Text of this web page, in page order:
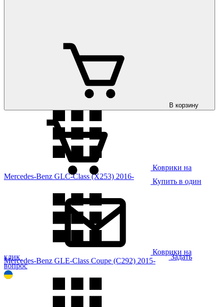
Mercedes-Benz GLB (X247) 2020-
Коврики на
Mercedes-Benz GLC-Class (X253) 2016-
Коврики на
Mercedes-Benz GLE-Class Coupe (C292) 2015-
В корзину
Купить в один
клик
Задать
вопрос